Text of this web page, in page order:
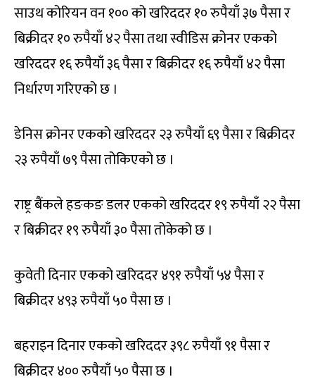
साउथ कोरियन वन १०० को खरिददर १० रुपैयाँ ३७ पैसा र
बिक्रीदर १० रुपैयाँ ४२ पैसा तथा स्वीडिस क्रोनर एकको
खरिददर १६ रुपैयाँ ३६ पैसा र बिक्रीदर १६ रुपैयाँ ४२ पैसा
निर्धारण गरिएको छ ।
डेनिस क्रोनर एकको खरिददर २३ रुपैयाँ ६९ पैसा र बिक्रीदर
२३ रुपैयाँ ७९ पैसा तोकिएको छ ।
राष्ट्र बैंकले हङकङ डलर एकको खरिददर १९ रुपैयाँ २२ पैसा
र बिक्रीदर १९ रुपैयाँ ३० पैसा तोकेको छ ।
कुवेती दिनार एकको खरिददर ४९१ रुपैयाँ ५४ पैसा र
बिक्रीदर ४९३ रुपैयाँ ५० पैसा छ ।
बहराइन दिनार एकको खरिददर ३९८ रुपैयाँ ९१ पैसा र
बिक्रीदर ४०० रुपैयाँ ५० पैसा छ ।